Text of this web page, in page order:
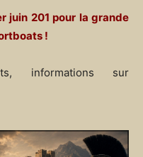
juin 201 pour la grande
!
informations sur